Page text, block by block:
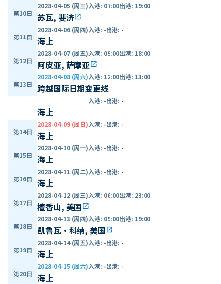
第10日
2028-04-05 (周三)入港: 07:00出港: 19:00
苏瓦, 斐济open_in_new
第11日
2028-04-06 (周四)入港: -出港: -
海上
第12日
2028-04-07 (周五)入港: 09:00出港: 18:00
阿皮亚, 萨摩亚open_in_new
第13日
2028-04-08 (周六)入港: 12:00出港: 13:00
跨越国际日期变更线
入港: -出港: -
海上
第14日
2028-04-09 (周日)入港: -出港: -
海上
第15日
2028-04-10 (周一)入港: -出港: -
海上
第16日
2028-04-11 (周二)入港: -出港: -
海上
第17日
2028-04-12 (周三)入港: 06:00出港: 23:00
檀香山, 美国open_in_new
第18日
2028-04-13 (周四)入港: 09:00出港: 19:00
凯鲁瓦·科纳, 美国open_in_new
第19日
2028-04-14 (周五)入港: -出港: -
海上
第20日
2028-04-15 (周六)入港: -出港: -
海上